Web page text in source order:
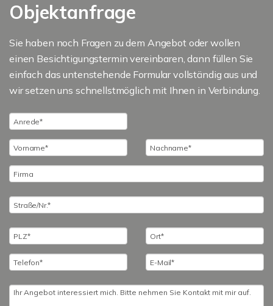
Objektanfrage
Sie haben noch Fragen zu dem Angebot oder wollen
einen Besichtigungstermin vereinbaren, dann füllen Sie
einfach das untenstehende Formular vollständig aus und
wir setzen uns schnellstmöglich mit Ihnen in Verbindung.